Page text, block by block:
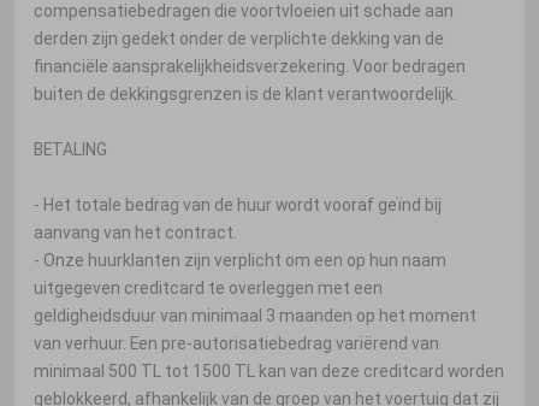
compensatiebedragen die voortvloeien uit schade aan
derden zijn gedekt onder de verplichte dekking van de
financiële aansprakelijkheidsverzekering. Voor bedragen
buiten de dekkingsgrenzen is de klant verantwoordelijk.
BETALING
- Het totale bedrag van de huur wordt vooraf geïnd bij
aanvang van het contract.
- Onze huurklanten zijn verplicht om een ​​op hun naam
uitgegeven creditcard te overleggen met een
geldigheidsduur van minimaal 3 maanden op het moment
van verhuur. Een pre-autorisatiebedrag variërend van
minimaal 500 TL tot 1500 TL kan van deze creditcard worden
geblokkeerd, afhankelijk van de groep van het voertuig dat zij